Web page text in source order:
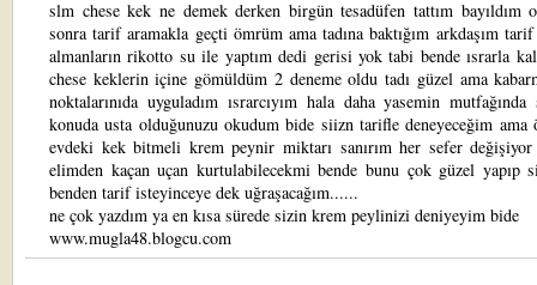
slm chese kek ne demek derken birgün tesadüfen tattım bayıldım
sonra tarif aramakla geçti ömrüm ama tadına baktığım arkdaşım
almanların rikotto su ile yaptım dedi gerisi yok tabi bende ısrarla
chese keklerin içine gömüldüm 2 deneme oldu tadı güzel ama
noktalarınıda uyguladım ısrarcıyım hala daha yasemin
konuda usta olduğunuzu okudum bide siizn tarifle deneyeceğim ama
evdeki kek bitmeli krem peynir miktarı sanırım her sefer değişiyor
elimden kaçan uçan kurtulabilecekmi bende bunu çok güzel yapıp
benden tarif isteyinceye dek uğraşacağım......
ne çok yazdım ya en kısa sürede sizin krem peylinizi deniyeyim bide
www.mugla48.blogcu.com